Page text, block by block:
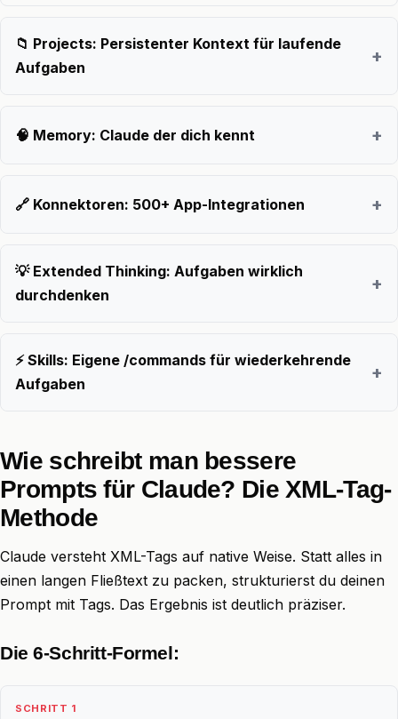
📁 Projects: Persistenter Kontext für laufende
Aufgaben
🧠 Memory: Claude der dich kennt
🔗 Konnektoren: 500+ App-Integrationen
💡 Extended Thinking: Aufgaben wirklich
durchdenken
⚡ Skills: Eigene /commands für wiederkehrende
Aufgaben
Wie schreibt man bessere
Prompts für Claude? Die XML-Tag-
Methode
Claude versteht XML-Tags auf native Weise. Statt alles in
einen langen Fließtext zu packen, strukturierst du deinen
Prompt mit Tags. Das Ergebnis ist deutlich präziser.
Die 6-Schritt-Formel:
SCHRITT 1